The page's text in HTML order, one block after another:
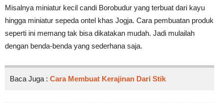
Misalnya miniatur kecil candi Borobudur yang terbuat dari kayu
hingga miniatur sepeda ontel khas Jogja. Cara pembuatan produk
seperti ini memang tak bisa dikatakan mudah. Jadi mulailah
dengan benda-benda yang sederhana saja.
Baca Juga : Cara Membuat Kerajinan Dari Stik